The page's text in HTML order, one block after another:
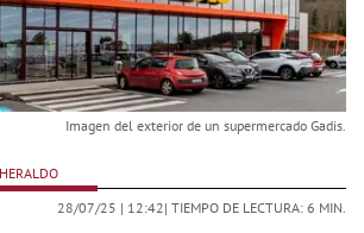
Imagen del exterior de un supermercado Gadis.
28/07/25 | 12:42| TIEMPO DE LECTURA: 6 MIN.